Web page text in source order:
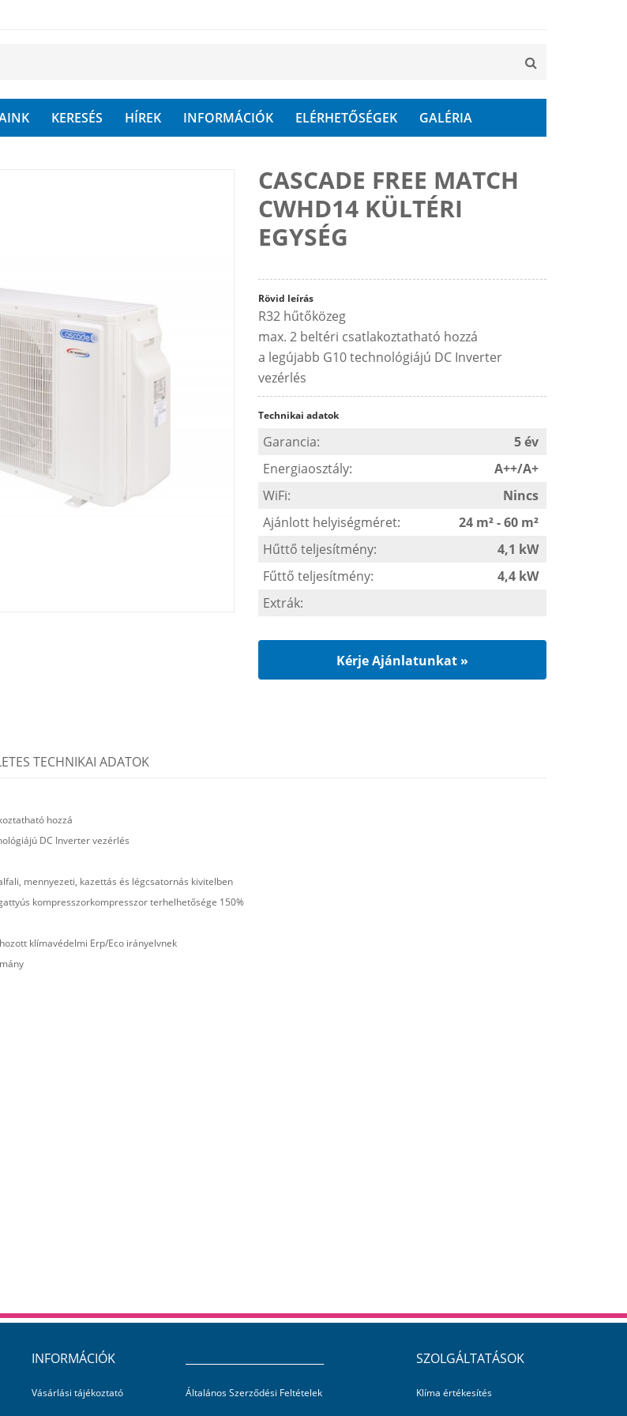
KERESÉS HÍREK INFORMÁCIÓK ELÉRHETŐSÉGEK GALÉRIA
CASCADE FREE MATCH
CWHD14 KÜLTÉRI
EGYSÉG
Rövid leírás
R32 hűtőközeg
max. 2 beltéri csatlakoztatható hozzá
a legújabb G10 technológiájú DC Inverter
vezérlés
Technikai adatok
Garancia:
5 év
Energiaosztály:
A++/A+
WiFi:
Nincs
Ajánlott helyiségméret:
24 m² - 60 m²
Hűttő teljesítmény:
4,1 kW
Fűttő teljesítmény:
4,4 kW
Extrák:
Kérje Ajánlatunkat »
TECHNIKAI ADATOK
hozzá
DC Inverter vezérlés
mennyezeti, kazettás és légcsatornás kivitelben
kompresszorkompresszor terhelhetősége 150%
klímavédelmi Erp/Eco irányelvnek
INFORMÁCIÓK
Vásárlási tájékoztató
Általános Szerződési Feltételek
SZOLGÁLTATÁSOK
Klíma értékesítés